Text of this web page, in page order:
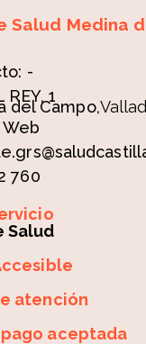
Salud Medina
-
1
del Campo,
Web
760
Salud
atención
pago aceptada